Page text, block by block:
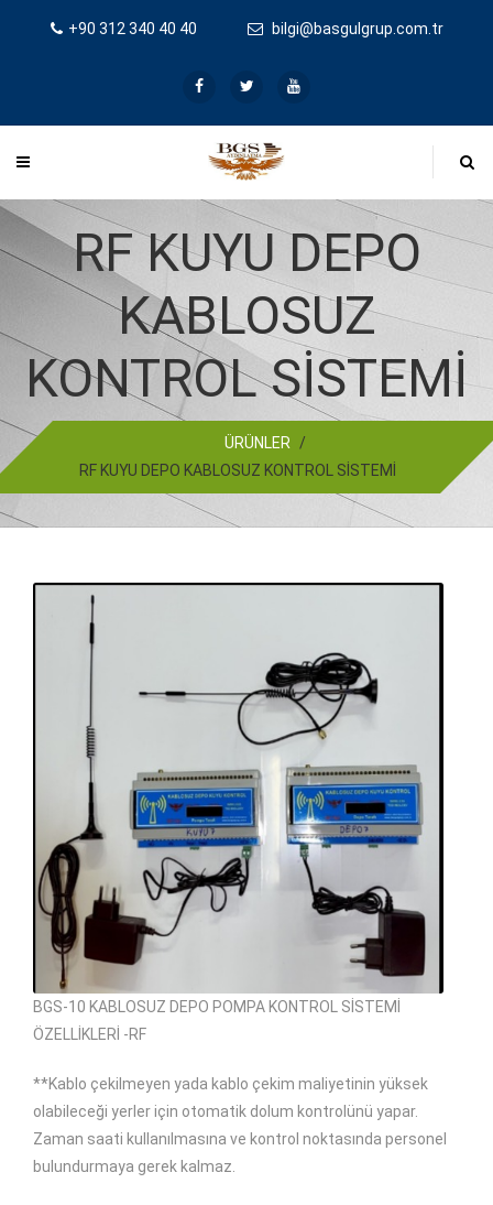
+90 312 340 40 40 bilgi@basgulgrup.com.tr
RF KUYU DEPO
KABLOSUZ
KONTROL SİSTEMİ
ÜRÜNLER
/
RF KUYU DEPO KABLOSUZ KONTROL SİSTEMİ
BGS-10 KABLOSUZ DEPO POMPA KONTROL SİSTEMİ
ÖZELLİKLERİ -RF
**Kablo çekilmeyen yada kablo çekim maliyetinin yüksek
olabileceği yerler için otomatik dolum kontrolünü yapar.
Zaman saati kullanılmasına ve kontrol noktasında personel
bulundurmaya gerek kalmaz.